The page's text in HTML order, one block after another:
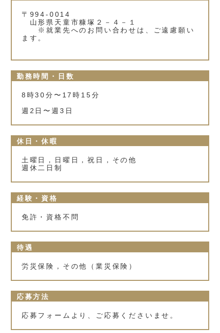
〒994-0014
山形県天童市糠塚２－４－１
※就業先へのお問い合わせは、ご遠慮願い
ます。
勤務時間・日数
8時30分〜17時15分
週2日〜週3日
休日・休暇
土曜日，日曜日，祝日，その他
週休二日制
経験・資格
免許・資格不問
待遇
労災保険，その他（業災保険）
応募方法
応募フォームより、ご応募くださいませ。